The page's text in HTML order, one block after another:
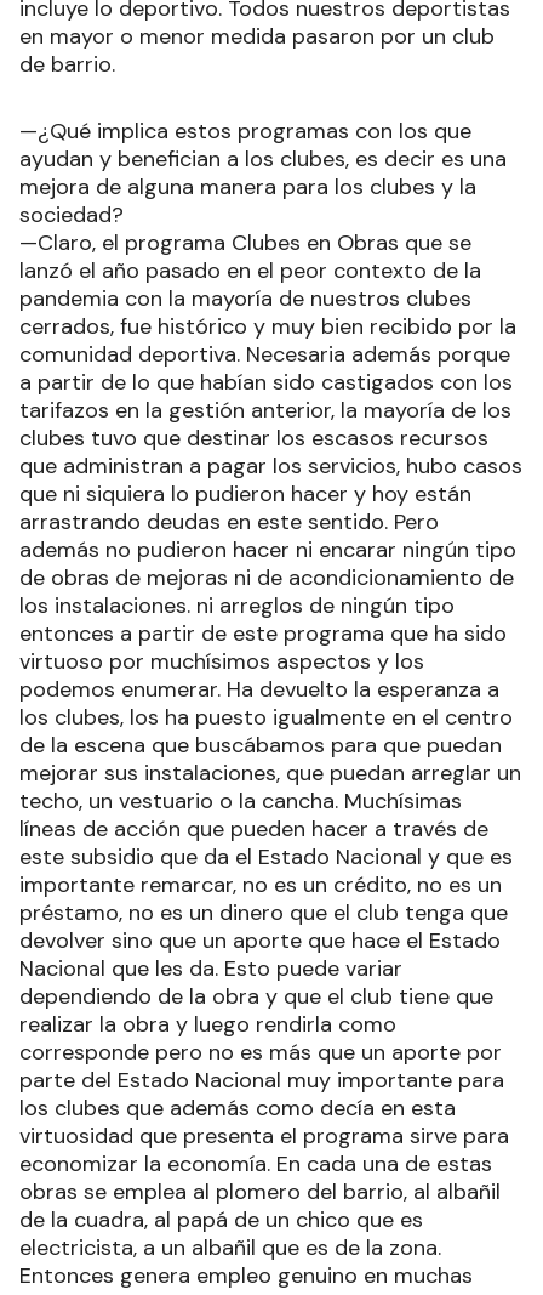
incluye lo deportivo. Todos nuestros deportistas
en mayor o menor medida pasaron por un club
de barrio.
—¿Qué implica estos programas con los que
ayudan y benefician a los clubes, es decir es una
mejora de alguna manera para los clubes y la
sociedad?
—Claro, el programa Clubes en Obras que se
lanzó el año pasado en el peor contexto de la
pandemia con la mayoría de nuestros clubes
cerrados, fue histórico y muy bien recibido por la
comunidad deportiva. Necesaria además porque
a partir de lo que habían sido castigados con los
tarifazos en la gestión anterior, la mayoría de los
clubes tuvo que destinar los escasos recursos
que administran a pagar los servicios, hubo casos
que ni siquiera lo pudieron hacer y hoy están
arrastrando deudas en este sentido. Pero
además no pudieron hacer ni encarar ningún tipo
de obras de mejoras ni de acondicionamiento de
los instalaciones. ni arreglos de ningún tipo
entonces a partir de este programa que ha sido
virtuoso por muchísimos aspectos y los
podemos enumerar. Ha devuelto la esperanza a
los clubes, los ha puesto igualmente en el centro
de la escena que buscábamos para que puedan
mejorar sus instalaciones, que puedan arreglar un
techo, un vestuario o la cancha. Muchísimas
líneas de acción que pueden hacer a través de
este subsidio que da el Estado Nacional y que es
importante remarcar, no es un crédito, no es un
préstamo, no es un dinero que el club tenga que
devolver sino que un aporte que hace el Estado
Nacional que les da. Esto puede variar
dependiendo de la obra y que el club tiene que
realizar la obra y luego rendirla como
corresponde pero no es más que un aporte por
parte del Estado Nacional muy importante para
los clubes que además como decía en esta
virtuosidad que presenta el programa sirve para
economizar la economía. En cada una de estas
obras se emplea al plomero del barrio, al albañil
de la cuadra, al papá de un chico que es
electricista, a un albañil que es de la zona.
Entonces genera empleo genuino en muchas